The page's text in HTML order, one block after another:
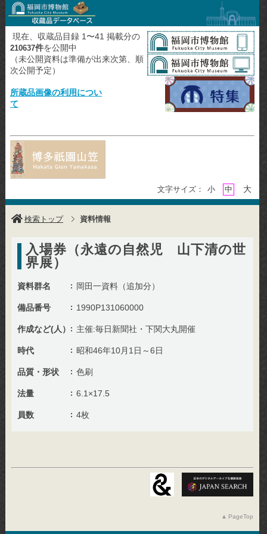
現在、収蔵品目録 1〜41 掲載分の
210637件を公開中
（未公開資料は準備が出来次第、順
次公開予定）
所蔵品画像の利用につい
て
文字サイズ： 小 中 大
検索トップ 資料情報
入場券（永遠の自然児 山下清の世
界展）
資料群名 岡田一資料（追加分）
備品番号 1990P131060000
作成など(人） 主催:毎日新聞社・下関大丸開催
時代 昭和46年10月1日～6日
品質・形状 色刷
法量 6.1×17.5
員数 4枚
PageTop